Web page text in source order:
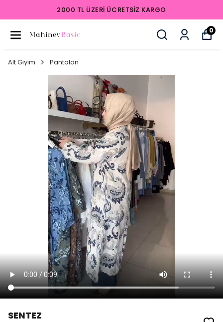
2000 TL ÜZERI ÜCRETSIZ KARGO
0
Alt Giyim Pantolon
SENTEZ